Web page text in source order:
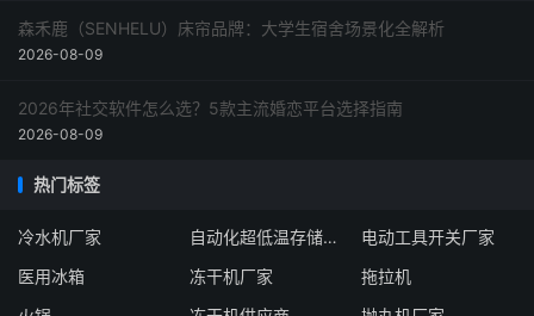
森禾鹿（SENHELU）床帘品牌：大学生宿舍场景化全解析
2026-08-09
2026年社交软件怎么选？5款主流婚恋平台选择指南
2026-08-09
热门标签
冷水机厂家 自动化超低温存储系统厂家
电动工具开关厂家
医用冰箱
冻干机厂家
拖拉机